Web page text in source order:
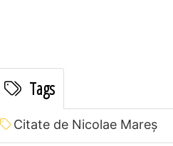
Tags
Citate de Nicolae Mareș